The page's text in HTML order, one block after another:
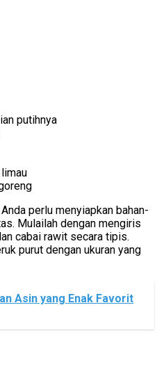
putihnya
perlu menyiapkan bahan-
Mulailah dengan mengiris
cabai rawit secara tipis.
purut dengan ukuran yang
Asin yang Enak Favorit